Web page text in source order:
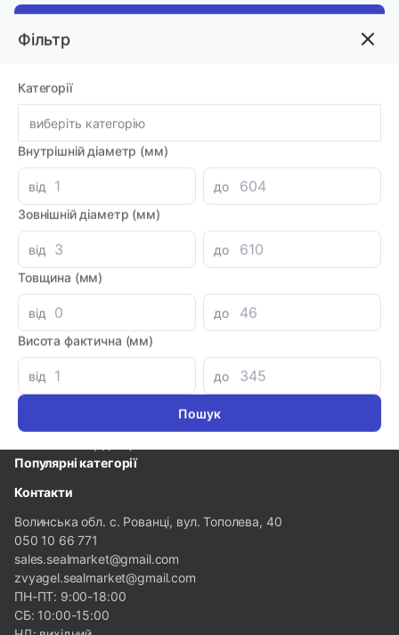
Каталог товарів
Фільтри
Фільтр
Категорії
виберіть категорію
Внутрішній діаметр (мм)
від
до
Зовнішній діаметр (мм)
від
до
Товщина (мм)
від
до
Висота фактична (мм)
від до
Сортувати:
Вн. діаметр
На сторінці:
20
Інформація
Доставка і оплата
Популярні категорії
Контакти
Волинська обл. с. Рованці, вул. Тополева, 40
050 10 66 771
sales.sealmarket@gmail.com
zvyagel.sealmarket@gmail.com
ПН-ПТ: 9:00-18:00
СБ: 10:00-15:00